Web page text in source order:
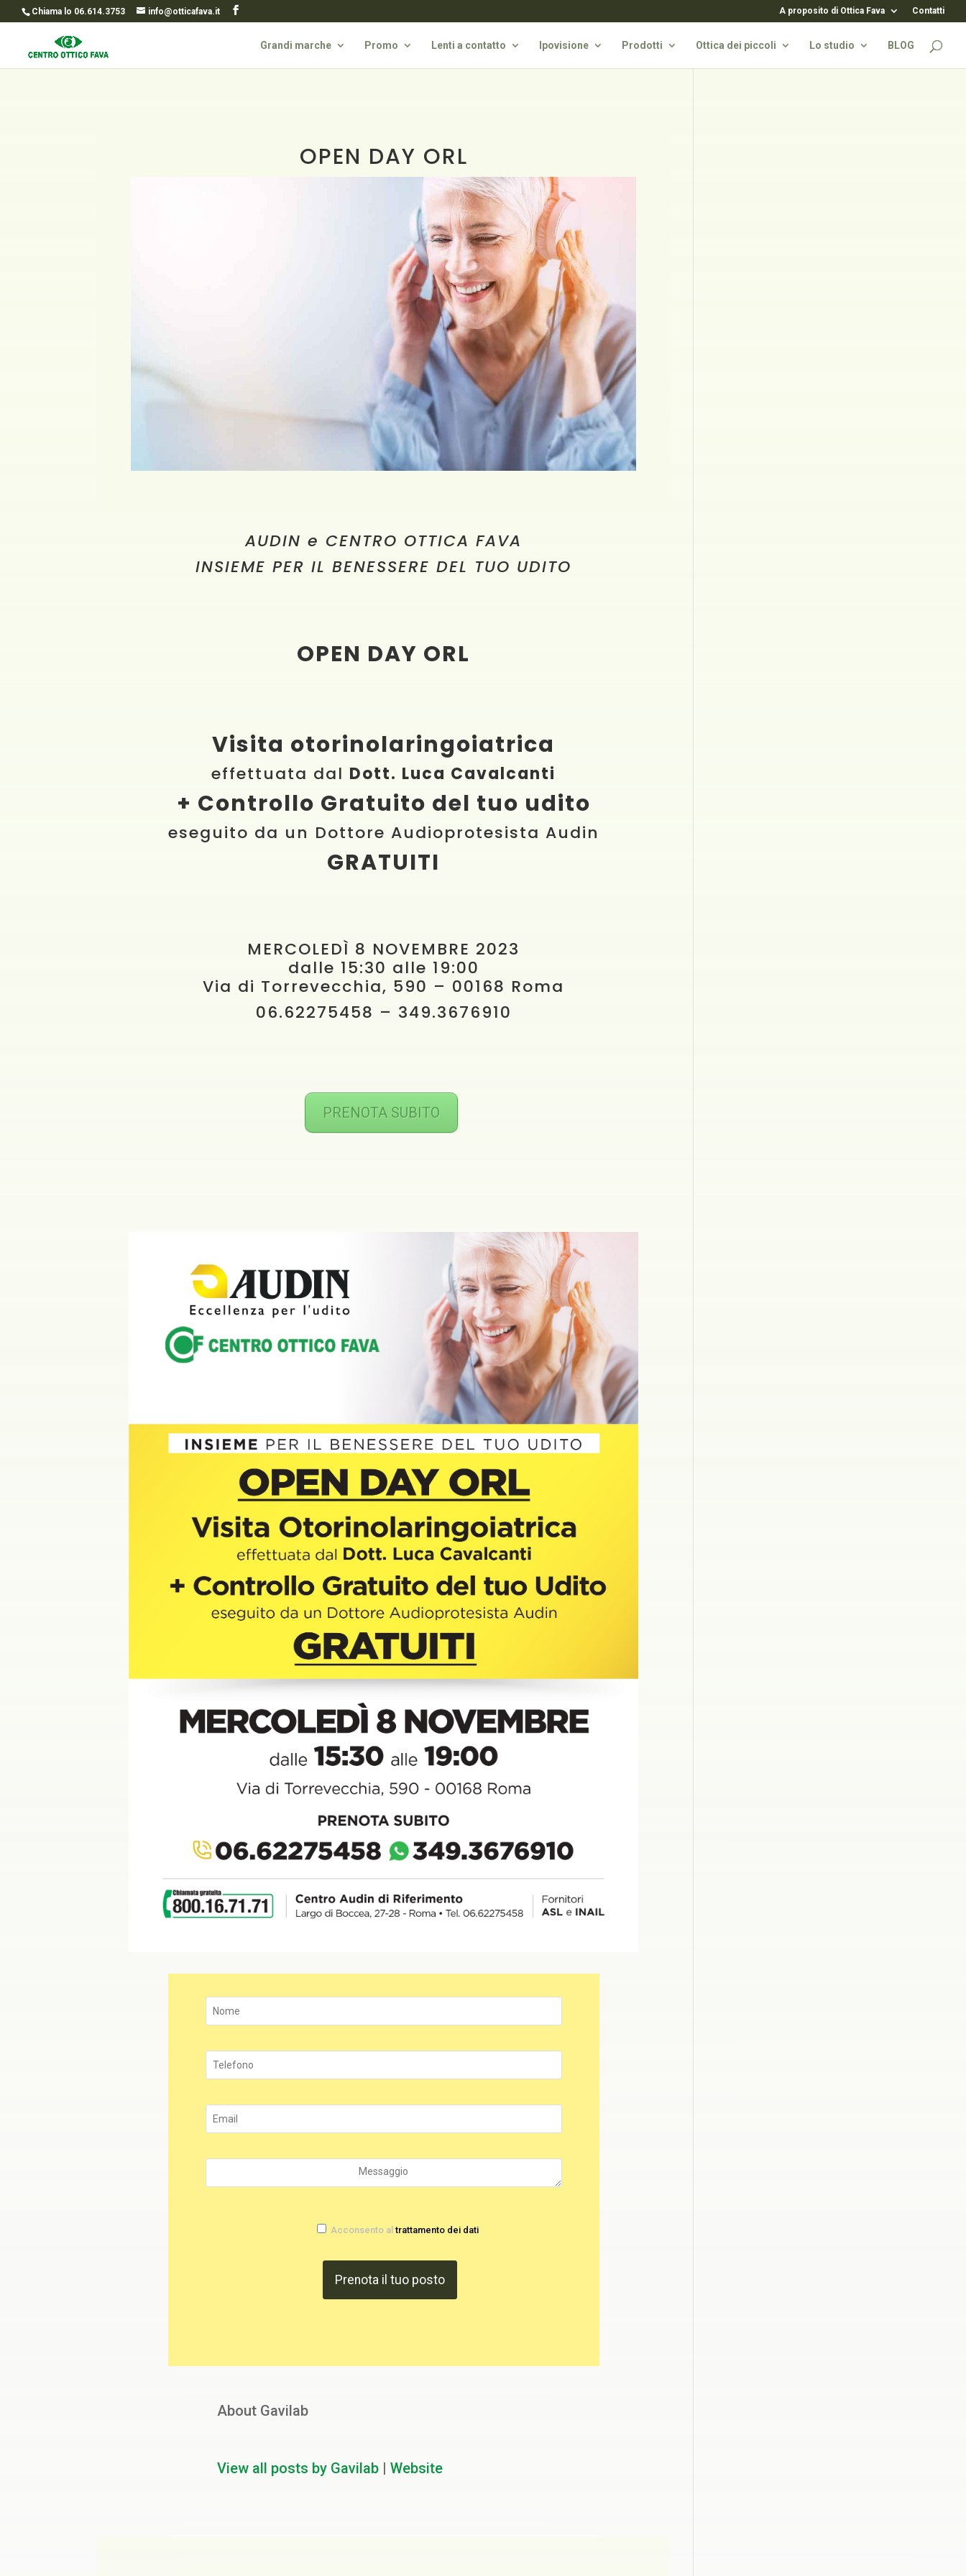
Chiama lo 06.614.3753 info@otticafava.it A proposito di Ottica Fava Contatti
Grandi marche Promo Lenti a contatto Ipovisione Prodotti Ottica dei piccoli Lo studio BLOG
OPEN DAY ORL
AUDIN e CENTRO OTTICA FAVA
INSIEME PER IL BENESSERE DEL TUO UDITO
OPEN DAY ORL
Visita otorinolaringoiatrica
effettuata dal Dott. Luca Cavalcanti
+ Controllo Gratuito del tuo udito
eseguito da un Dottore Audioprotesista Audin
GRATUITI
MERCOLEDÌ 8 NOVEMBRE 2023
dalle 15:30 alle 19:00
Via di Torrevecchia, 590 – 00168 Roma
06.62275458 – 349.3676910
PRENOTA SUBITO
Acconsento altrattamento dei dati
About Gavilab
View all posts by Gavilab |Website